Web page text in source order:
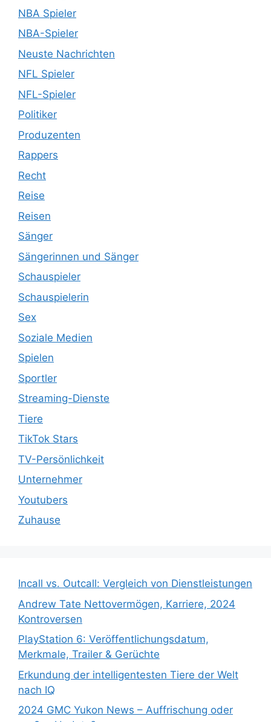
NBA Spieler
NBA-Spieler
Neuste Nachrichten
NFL Spieler
NFL-Spieler
Politiker
Produzenten
Rappers
Recht
Reise
Reisen
Sänger
Sängerinnen und Sänger
Schauspieler
Schauspielerin
Sex
Soziale Medien
Spielen
Sportler
Streaming-Dienste
Tiere
TikTok Stars
TV-Persönlichkeit
Unternehmer
Youtubers
Zuhause
Incall vs. Outcall: Vergleich von Dienstleistungen
Andrew Tate Nettovermögen, Karriere, 2024
Kontroversen
PlayStation 6: Veröffentlichungsdatum,
Merkmale, Trailer & Gerüchte
Erkundung der intelligentesten Tiere der Welt
nach IQ
2024 GMC Yukon News – Auffrischung oder